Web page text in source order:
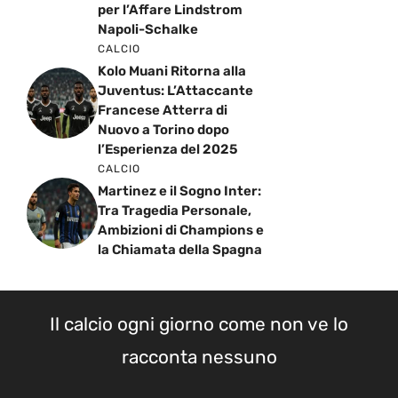
per l’Affare Lindstrom
Napoli-Schalke
CALCIO
Kolo Muani Ritorna alla
Juventus: L’Attaccante
Francese Atterra di
Nuovo a Torino dopo
l’Esperienza del 2025
CALCIO
Martinez e il Sogno Inter:
Tra Tragedia Personale,
Ambizioni di Champions e
la Chiamata della Spagna
Il calcio ogni giorno come non ve lo
racconta nessuno